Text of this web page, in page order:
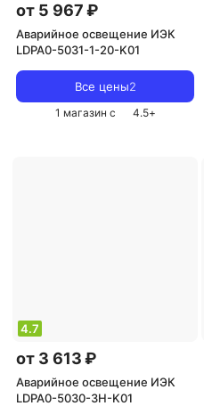
от 5 967 ₽
Аварийное освещение ИЭК
LDPA0-5031-1-20-K01
Все цены2
1 магазин с 4.5+
4.7
от 3 613 ₽
Аварийное освещение ИЭК
LDPA0-5030-3H-K01